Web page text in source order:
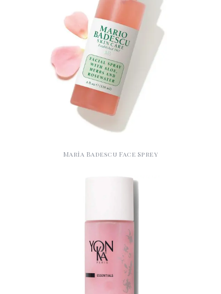
Maria Badescu Face Sprey